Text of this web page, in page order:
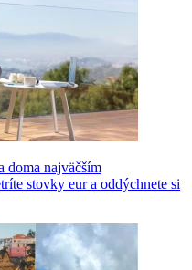
doma najväčším
stovky eur a oddýchnete si